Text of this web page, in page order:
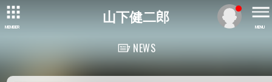
MEMBER MENU
山下健二郎
NEWS